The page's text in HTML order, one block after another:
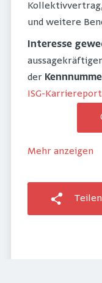
und weitere
Interesse
der
ISG-
Mehr anzeigen
Teilen